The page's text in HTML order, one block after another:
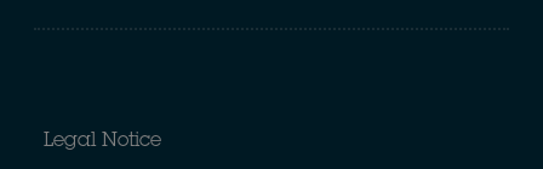
Legal Notice